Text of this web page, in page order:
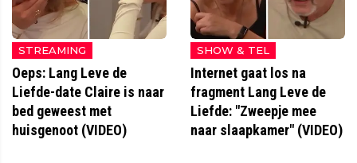
STREAMING
Oeps: Lang Leve de
Liefde-date Claire is naar
bed geweest met
huisgenoot (VIDEO)
SHOW & TEL
Internet gaat los na
fragment Lang Leve de
Liefde: "Zweepje mee
naar slaapkamer" (VIDEO)